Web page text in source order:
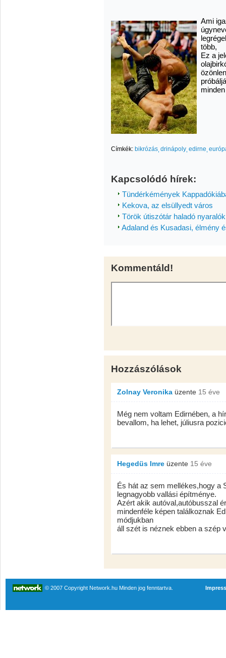
Ami
több,
Ez a
Címkék: bikrózás drinápoly edirne
Kapcsolódó hírek:
Tündérkémények
Kekova, az elsüllyedt város
Török útiszótár haladó
Adaland és Kusadasi, élmény
Kommentáld!
Hozzászólások
Zolnay Veronika üzente 15 éve
Még nem voltam Edirnében, a
bevallom, ha lehet, júliusra
Hegedüs Imre üzente 15 éve
És hát az sem mellékes,hogy a
legnagyobb vallási építménye.
Azért akik autóval,autóbusszal
mindenféle képen találkoznak
módjukban
áll szét is néznek ebben a szép
© 2007 Copyright Network.hu Minden jog fenntartva.